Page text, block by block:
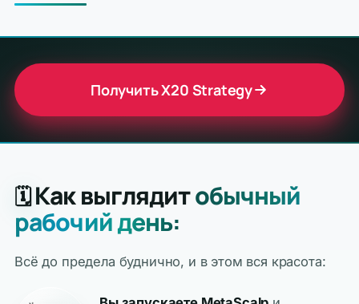
Получить X20 Strategy
🗓️Как выглядитобычный
рабочий день:
Всё до предела буднично, и в этом вся красота: